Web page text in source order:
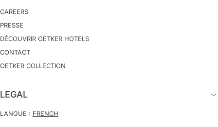
CAREERS
PRESSE
DÉCOUVRIR OETKER HOTELS
CONTACT
OETKER COLLECTION
LEGAL
LANGUE : FRENCH